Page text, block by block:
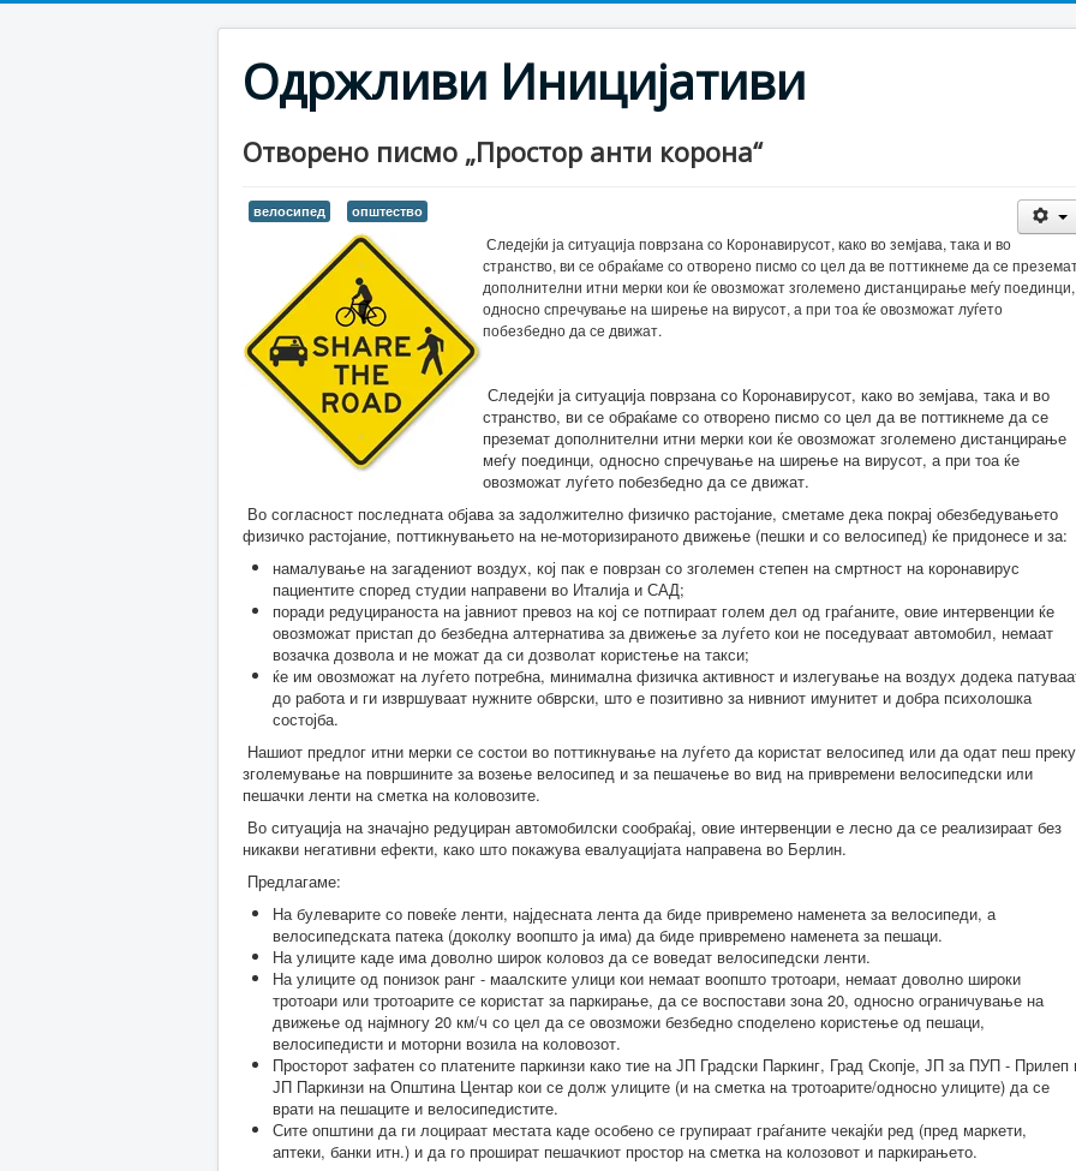
Одржливи Иницијативи
Отворено писмо „Простор анти корона“
велосипед општество
Следејќи ја ситуација поврзана со Коронавирусот, како во земјава, така и во
странство, ви се обраќаме со отворено писмо со цел да ве поттикнеме да се
дополнителни итни мерки кои ќе овозможат зголемено дистанцирање меѓу поединци,
односно спречување на ширење на вирусот, а при тоа ќе овозможат луѓето
побезбедно да се движат.
Следејќи ја ситуација поврзана со Коронавирусот, како во земјава, така и во
странство, ви се обраќаме со отворено писмо со цел да ве поттикнеме да се
преземат дополнителни итни мерки кои ќе овозможат зголемено дистанцирање
меѓу поединци, односно спречување на ширење на вирусот, а при тоа ќе
овозможат луѓето побезбедно да се движат.
Во согласност последната објава за задолжително физичко растојание, сметаме дека покрај обезбедувањето
физичко растојание, поттикнувањето на не-моторизираното движење (пешки и со велосипед) ќе придонесе и за:
намалување на загадениот воздух, кој пак е поврзан со зголемен степен на смртност на корoнавирус
пациентите според студии направени во Италија и САД;
поради редуцираноста на јавниот превоз на кој се потпираат голем дел од граѓаните, овие интервенции ќе
овозможат пристап до безбедна алтернатива за движење за луѓето кои не поседуваат автомобил, немаат
возачка дозвола и не можат да си дозволат користење на такси;
ќе им овозможат на луѓето потребна, минимална физичка активност и излегување на воздух додека
до работа и ги извршуваат нужните обврски, што е позитивно за нивниот имунитет и добра психолошка
состојба.
Нашиот предлог итни мерки се состои во поттикнување на луѓето да користат велосипед или да одат пеш преку
зголемување на површините за возење велосипед и за пешачење во вид на привремени велосипедски или
пешачки ленти на сметка на коловозите.
Во ситуација на значајно редуциран автомобилски сообраќај, овие интервенции е лесно да се реализираат без
никакви негативни ефекти, како што покажува евалуацијата направена во Берлин.
Предлагаме:
На булеварите со повеќе ленти, најдесната лента да биде привремено наменета за велосипеди, а
велосипедската патека (доколку воопшто ја има) да биде привремено наменета за пешаци.
На улиците каде има доволно широк коловоз да се воведат велосипедски ленти.
На улиците од понизок ранг - маалските улици кои немаат воопшто тротоари, немаат доволно широки
тротоари или тротоарите се користат за паркирање, да се воспостави зона 20, односно ограничување на
движење од најмногу 20 км/ч со цел да се овозможи безбедно споделено користење од пешаци,
велосипедисти и моторни возила на коловозот.
Просторот зафатен со платените паркинзи како тие на ЈП Градски Паркинг, Град Скопје, ЈП за ПУП - Прилеп
ЈП Паркинзи на Општина Центар кои се долж улиците (и на сметка на тротоарите/односно улиците) да се
врати на пешаците и велосипедистите.
Сите општини да ги лоцираат местата каде особено се групираат граѓаните чекајќи ред (пред маркети,
аптеки, банки итн.) и да го прошират пешачкиот простор на сметка на колозовот и паркирањето.